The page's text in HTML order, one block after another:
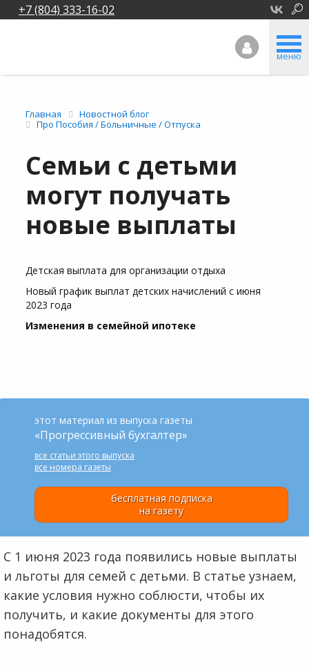
+7 (804) 333-16-02
меню
Главная
Новостной блог
Про Пособия / Больничные / Отпуска
Семьи с детьми
могут получать
новые выплаты
Детская выплата для организации отдыха
Новый график выплат детских начислений с июня
2023 года
Изменения в семейной ипотеке
этот материал из выпуска газеты
«Прогрессивный бухгалтер»
все статьи этого выпуска
все номера газеты
бесплатная подписка
на газету
С 1 июня 2023 года появились новые выплаты
и льготы для семей с детьми. В статье узнаем,
какие условия нужно соблюсти, чтобы их
получить, и какие документы для этого
понадобятся.